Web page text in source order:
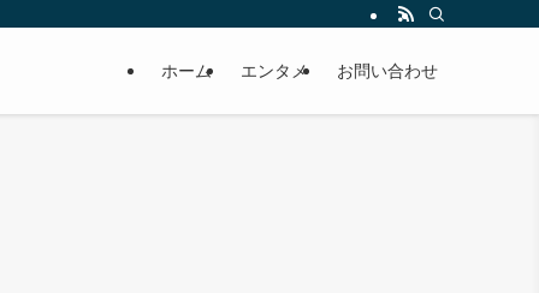
ホーム エンタメ お問い合わせ